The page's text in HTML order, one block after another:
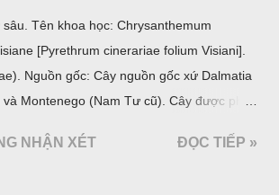
Tên khoa học: Chrysanthemum
[Pyrethrum cinerariae folium Visiani].
Nguồn gốc: Cây nguồn gốc xứ Dalmatia
và Montenego (Nam Tư cũ). Cây được phân
Pháp, Nga, Đức, Nam Tư (cũ), sau lan
NHẬN XÉT ĐỌC TIẾP »